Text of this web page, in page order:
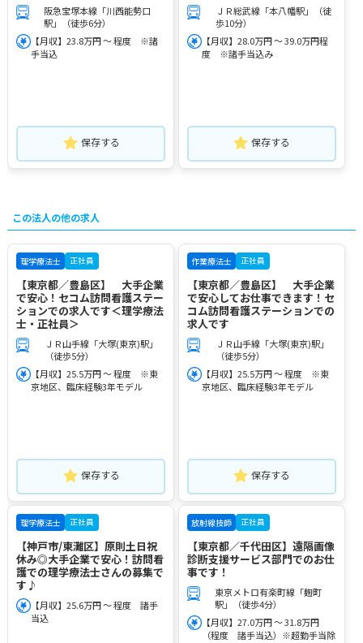
阪急宝塚本線「川西能勢口
駅」（徒歩6分）
【月収】23.8万円 ～ 程度 ※諸
手当込
保存する
ＪＲ総武線「本八幡駅」（徒
歩10分）
【月収】28.0万円 ～ 39.0万円程
度 ※諸手当込み
保存する
この法人の他の求人
理学療法士 正社員
【東京都／豊島区】 大手企業
で安心！セコム訪問看護ステー
ションでの求人です＜理学療法
士・正社員＞
ＪＲ山手線「大塚(東京)駅」
（徒歩5分）
【月収】25.5万円 ～ 程度 ※東
京地区、臨床経験3年モデル
保存する
作業療法士 正社員
【東京都／豊島区】 大手企業
で安心してお仕事できます！セ
コム訪問看護ステーションでの
求人です
ＪＲ山手線「大塚(東京)駅」
（徒歩5分）
【月収】25.5万円 ～ 程度 ※東
京地区、臨床経験3年モデル
保存する
理学療法士 正社員
【神戸市/東灘区】原則土日祝
休み◎大手企業で安心！訪問看
護での理学療法士さんの募集で
す♪
【月収】25.6万円 ～ 程度 諸手
当込
放射線技師 正社員
【東京都／千代田区】遠隔画像
診断支援サービス部門でのお仕
事です！
東京メトロ有楽町線「麹町
駅」（徒歩4分）
【月収】27.0万円 ～ 31.8万円
（程度 諸手当込）※超勤手当除